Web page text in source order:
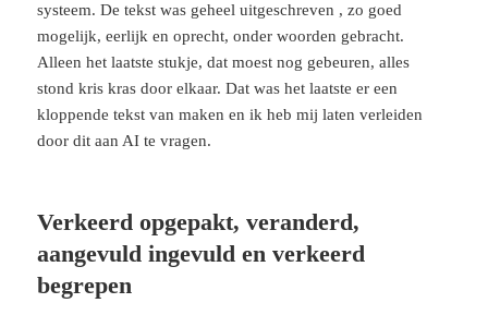
systeem. De tekst was geheel uitgeschreven , zo goed
mogelijk, eerlijk en oprecht, onder woorden gebracht.
Alleen het laatste stukje, dat moest nog gebeuren, alles
stond kris kras door elkaar. Dat was het laatste er een
kloppende tekst van maken en ik heb mij laten verleiden
door dit aan AI te vragen.
Verkeerd opgepakt, veranderd,
aangevuld ingevuld en verkeerd
begrepen